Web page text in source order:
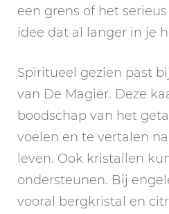
een grens of het
idee dat al langer in je
Spiritueel gezien past
van De Magiër. Deze
boodschap van het
voelen en te vertalen
leven. Ook kristallen
ondersteunen. Bij
vooral bergkristal en